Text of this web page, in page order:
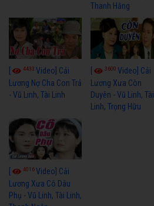
Thanh Hằng
4433 Video] Cải
Lương Nợ Cha Con Trả
- Vũ Linh, Tài Linh
3600Video] Cải
Lương Xưa Còn
Duyên - Vũ Linh, Tài
Linh, Trọng Hữu
[ 4016Video] Cải
Lương Xưa Cô Dâu
Phụ - Vũ Linh, Tài Linh,